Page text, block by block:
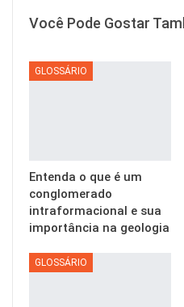
Você Pode Gostar
GLOSSÁRIO
Entenda o que é um
conglomerado
intraformacional e sua
importância na geologia
GLOSSÁRIO